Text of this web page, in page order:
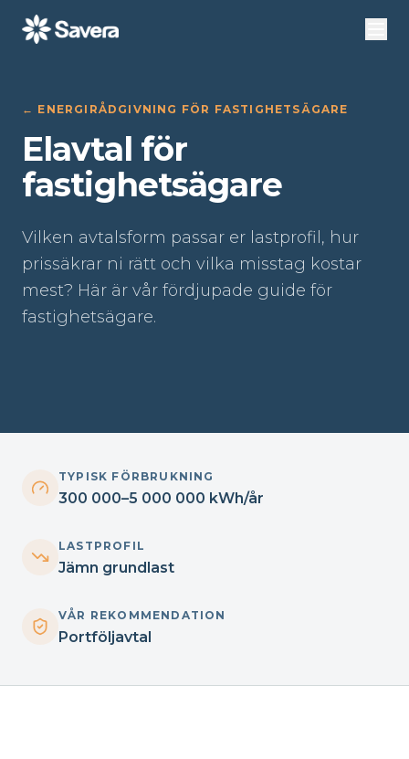
← ENERGIRÅDGIVNING FÖR FASTIGHETSÄGARE
Elavtal för
fastighetsägare
Vilken avtalsform passar er lastprofil, hur
prissäkrar ni rätt och vilka misstag kostar
mest? Här är vår fördjupade guide för
fastighetsägare.
TYPISK FÖRBRUKNING
300 000–5 000 000 kWh/år
LASTPROFIL
Jämn grundlast
VÅR REKOMMENDATION
Portföljavtal